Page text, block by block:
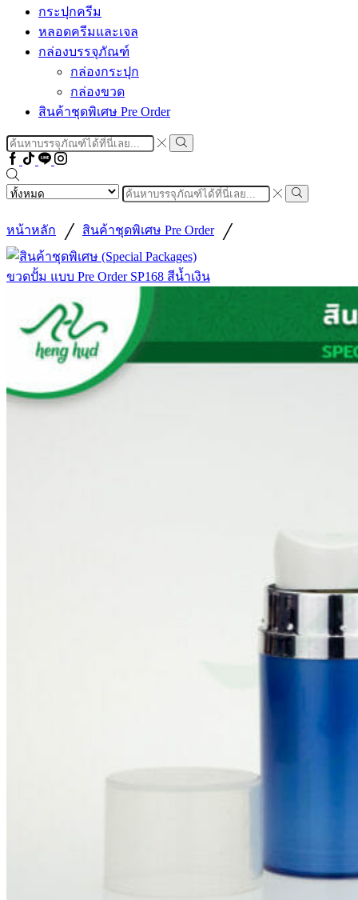
กระปุกครีม
หลอดครีมและเจล
กล่องบรรจุภัณฑ์
กล่องกระปุก
กล่องขวด
สินค้าชุดพิเศษ Pre Order
Search
input
Search
Facebook
TiktokLineInstragram
Search
input
Search
หน้าหลัก / สินค้าชุดพิเศษ Pre Order /